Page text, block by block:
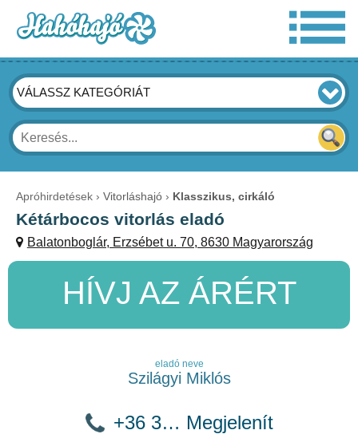
VÁLASSZ KATEGÓRIÁT
Apróhirdetések Vitorláshajó Klasszikus, cirkáló
Kétárbocos vitorlás eladó
Balatonboglár, Erzsébet u. 70, 8630 Magyarország
HÍVJ AZ ÁRÉRT
eladó neve
Szilágyi Miklós
+36 3… Megjelenít